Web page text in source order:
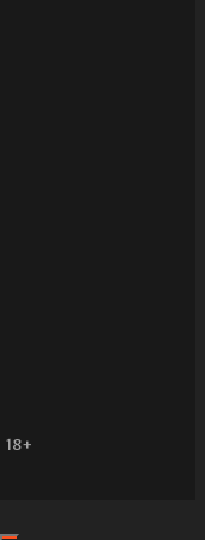
18+